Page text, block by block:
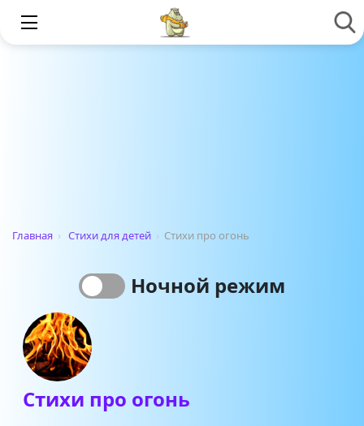
Главная › Стихи для детей › Стихи про огонь
Ночной режим
Стихи про огонь